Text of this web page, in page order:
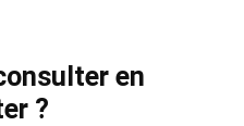
en
?